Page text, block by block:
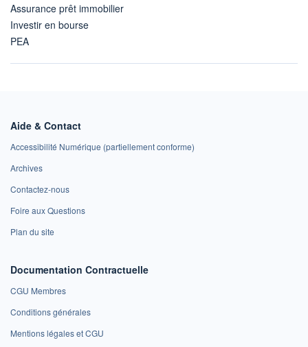
Assurance prêt immobilier
Investir en bourse
PEA
Aide & Contact
Accessibilité Numérique (partiellement conforme)
Archives
Contactez-nous
Foire aux Questions
Plan du site
Documentation Contractuelle
CGU Membres
Conditions générales
Mentions légales et CGU